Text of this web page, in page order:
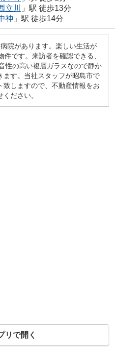
立川
」駅 徒歩13分
神 」駅 徒歩14分
院があります。楽しい生活が
です。来訪者を確認できる、
性の高い複層ガラスなので静か
ます。当社スタッフが昭島市で
しますので、不動産情報をお
ださい。
リで開く